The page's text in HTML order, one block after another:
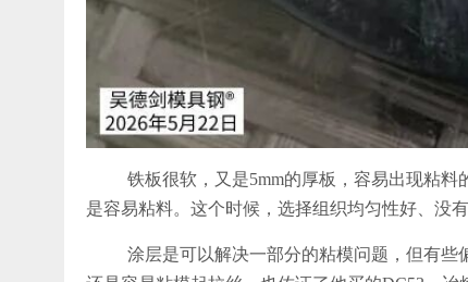
铁板很软，又是5mm的厚板，容易出现粘
是容易粘料。这个时候，选择组织均匀性好、没
涂层是可以解决一部分的粘模问题，但有